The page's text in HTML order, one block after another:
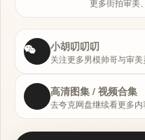
更多街拍审美
小胡叨叨叨
关注更多男模帅哥与审
高清图集 / 视频合集
去夸克网盘继续看更多内